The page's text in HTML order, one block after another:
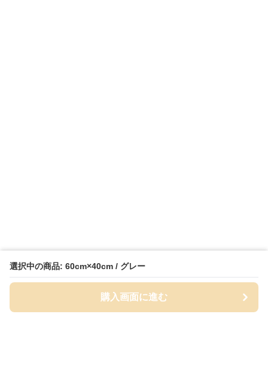
選択中の商品: 60cm×40cm / グレー
購入画面に進む